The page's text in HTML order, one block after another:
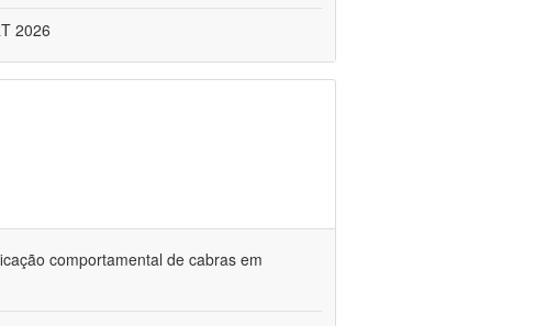
2026
comportamental de cabras em